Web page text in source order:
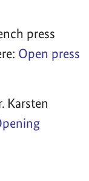
press
Open press
Karsten